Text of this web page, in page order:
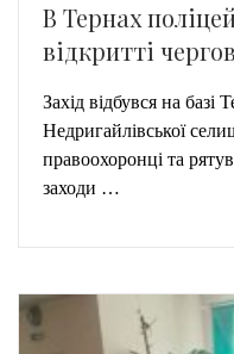
В Тернах
відкритті
Захід відбувся на базі
Недригайлівської
правоохоронці та
заходи …